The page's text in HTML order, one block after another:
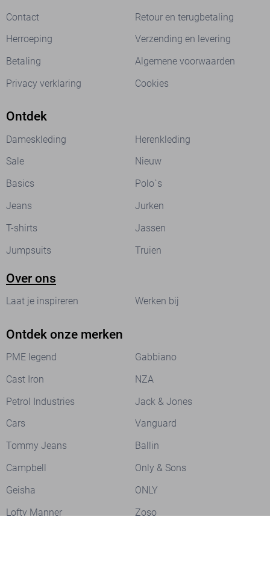
Contact
Retour en terugbetaling
Herroeping
Verzending en levering
Betaling
Algemene voorwaarden
Privacy verklaring
Cookies
Ontdek
Dameskleding
Herenkleding
Sale
Nieuw
Basics
Polo`s
Jeans
Jurken
T-shirts
Jassen
Jumpsuits
Truien
Over ons
Laat je inspireren Werken bij
Ontdek onze merken
PME legend
Gabbiano
Cast Iron
NZA
Petrol Industries
Jack & Jones
Cars
Vanguard
Tommy Jeans
Ballin
Campbell
Only & Sons
Geisha
ONLY
Lofty Manner
Zoso